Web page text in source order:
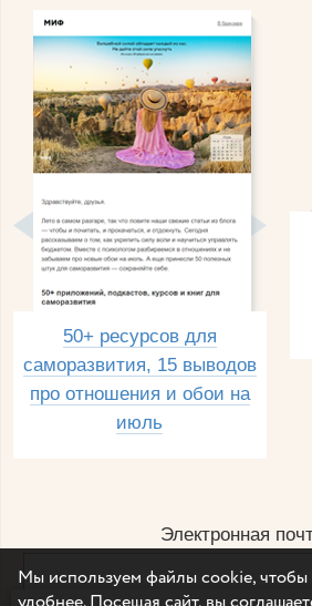
50+ ресурсов для
саморазвития, 15 выводов
про отношения и обои на
июль
Электронная
Мы используем файлы cookie, чтобы